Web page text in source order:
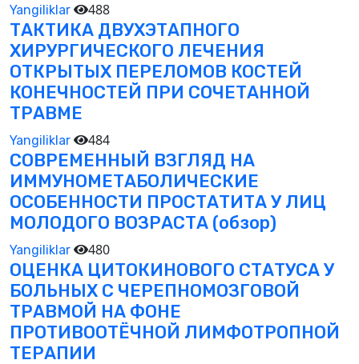
Yangiliklar 488
ТАКТИКА ДВУХЭТАПНОГО
ХИРУРГИЧЕСКОГО ЛЕЧЕНИЯ
ОТКРЫТЫХ ПЕРЕЛОМОВ КОСТЕЙ
КОНЕЧНОСТЕЙ ПРИ СОЧЕТАННОЙ
ТРАВМЕ
Yangiliklar 484
СОВРЕМЕННЫЙ ВЗГЛЯД НА
ИММУНОМЕТАБОЛИЧЕСКИЕ
ОСОБЕННОСТИ ПРОСТАТИТА У ЛИЦ
МОЛОДОГО ВОЗРАСТА (обзор)
Yangiliklar 480
ОЦЕНКА ЦИТОКИНОВОГО СТАТУСА У
БОЛЬНЫХ С ЧЕРЕПНОМОЗГОВОЙ
ТРАВМОЙ НА ФОНЕ
ПРОТИВООТЁЧНОЙ ЛИМФОТРОПНОЙ
ТЕРАПИИ